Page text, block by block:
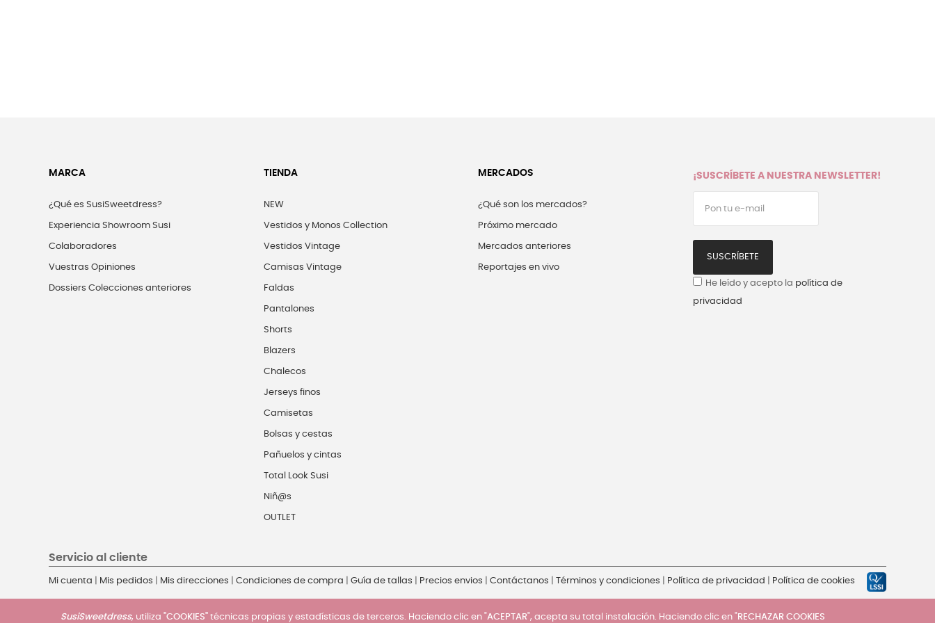
MARCA
¿Qué es SusiSweetdress?
Experiencia Showroom Susi
Colaboradores
Vuestras Opiniones
Dossiers Colecciones anteriores
TIENDA
NEW
Vestidos y Monos Collection
Vestidos Vintage
Camisas Vintage
Faldas
Pantalones
Shorts
Blazers
Chalecos
Jerseys finos
Camisetas
Bolsas y cestas
Pañuelos y cintas
Total Look Susi
Niñ@s
OUTLET
MERCADOS
¿Qué son los mercados?
Próximo mercado
Mercados anteriores
Reportajes en vivo
¡SUSCRÍBETE A NUESTRA NEWSLETTER!
SUSCRÍBETE
He leído y acepto la política de
privacidad
Servicio al cliente
Mi cuenta Mis pedidos Mis direcciones Condiciones de compra Guía de tallas Precios envios Contáctanos Términos y condiciones Política de privacidad Política de cookies
SusiSweetdress, utiliza "COOKIES" técnicas propias y estadísticas de terceros. Haciendo clic en "ACEPTAR", acepta su total instalación. Haciendo clic en "RECHAZAR COOKIES